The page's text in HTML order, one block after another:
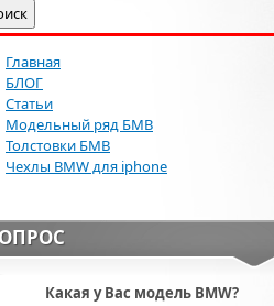
Главная
БЛОГ
Статьи
Модельный ряд БМВ
Толстовки БМВ
Чехлы BMW для iphone
ОПРОС
Какая у Вас модель BMW?